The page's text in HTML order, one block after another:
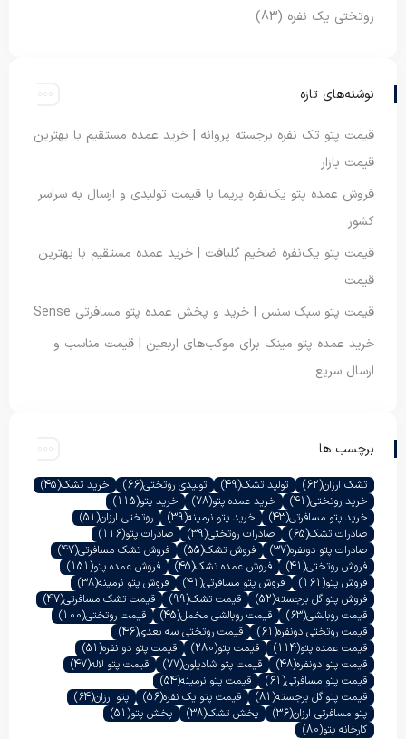
روتختی یک نفره (83)
نوشته‌های تازه
قیمت پتو تک نفره برجسته پروانه | خرید عمده مستقیم با بهترین
قیمت بازار
فروش عمده پتو یک‌نفره پریما با قیمت تولیدی و ارسال به سراسر
کشور
قیمت پتو یک‌نفره ضخیم گلبافت | خرید عمده مستقیم با بهترین
قیمت
قیمت پتو سبک سنس | خرید و پخش عمده پتو مسافرتی Sense
خرید عمده پتو مینک برای موکب‌های اربعین | قیمت مناسب و
ارسال سریع
برچسب ها
تشک ارزان(62) تولید تشک(49) تولیدی روتختی(66) خرید تشک(45)
خرید روتختی(41) خرید عمده پتو(78) خرید پتو(115)
خرید پتو مسافرتی(43) خرید پتو نرمینه(39) روتختی ارزان(51)
صادرات تشک(65) صادرات روتختی(39) صادرات پتو(116)
صادرات پتو دونفره(37) فروش تشک(55) فروش تشک مسافرتی(47)
فروش روتختی(41) فروش عمده تشک(45) فروش عمده پتو(151)
فروش پتو(161) فروش پتو مسافرتی(41) فروش پتو نرمینه(38)
فروش پتو گل برجسته(52) قیمت تشک(99) قیمت تشک مسافرتی(47)
قیمت روبالشی(63) قیمت روبالشی مخمل(45) قیمت روتختی(100)
قیمت روتختی دونفره(61) قیمت روتختی سه بعدی(46)
قیمت عمده پتو(114) قیمت پتو(280) قیمت پتو دو نفره(51)
قیمت پتو دونفره(48) قیمت پتو شادیلون(77) قیمت پتو لاله(47)
قیمت پتو مسافرتی(61) قیمت پتو نرمینه(54)
قیمت پتو گل برجسته(81) قیمت پتو یک نفره(56) پتو ارزان(64)
پتو مسافرتی ارزان(36) پخش تشک(38) پخش پتو(51)
کارخانه پتو(80)